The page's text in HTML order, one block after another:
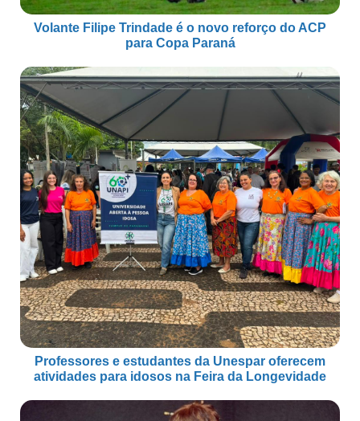
Volante Filipe Trindade é o novo reforço do ACP
para Copa Paraná
Professores e estudantes da Unespar oferecem
atividades para idosos na Feira da Longevidade